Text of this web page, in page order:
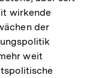
wirkende
der
weit